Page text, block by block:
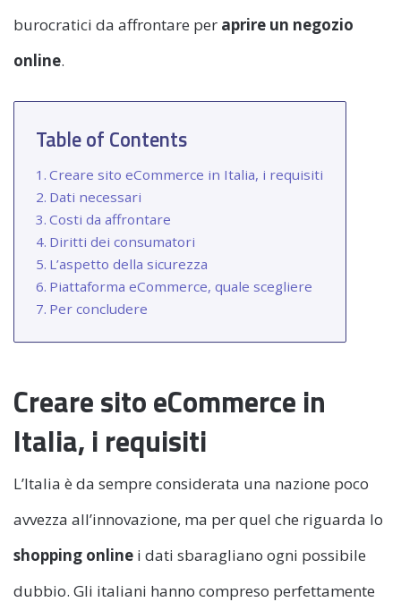
burocratici da affrontare per aprire un negozio
online.
Table of Contents
Creare sito eCommerce in Italia, i requisiti
Dati necessari
Costi da affrontare
Diritti dei consumatori
L’aspetto della sicurezza
Piattaforma eCommerce, quale scegliere
Per concludere
Creare sito eCommerce in
Italia, i requisiti
L’Italia è da sempre considerata una nazione poco
avvezza all’innovazione, ma per quel che riguarda lo
shopping online i dati sbaragliano ogni possibile
dubbio. Gli italiani hanno compreso perfettamente